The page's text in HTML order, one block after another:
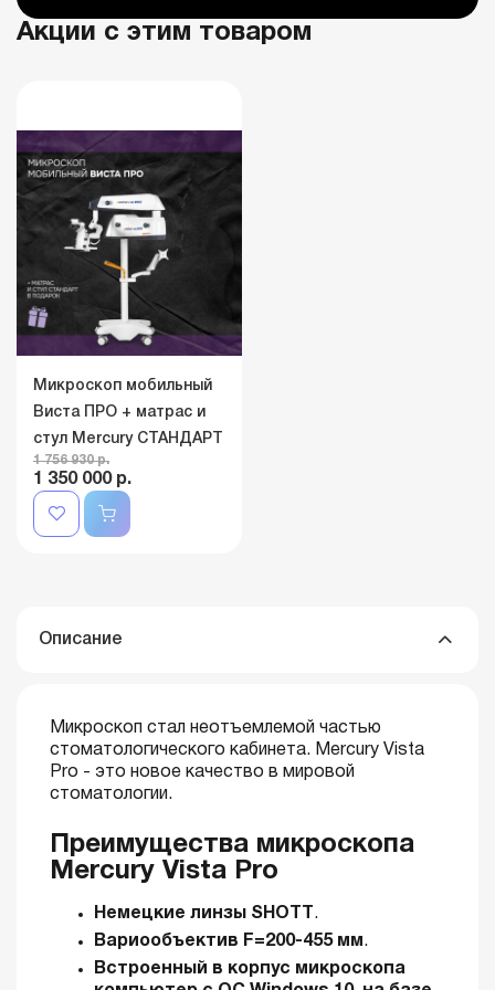
Акции с этим товаром
Микроскоп мобильный
Виста ПРО + матрас и
стул Mercury СТАНДАРТ
1 756 930 р.
1 350 000 р.
Описание
Микроскоп стал неотъемлемой частью
стоматологического кабинета. Mercury Vista
Pro - это новое качество в мировой
стоматологии.
Преимущества микроскопа
Mercury Vista Pro
Немецкие линзы SHOTT .
Вариообъектив F=200-455 мм .
Встроенный в корпус микроскопа